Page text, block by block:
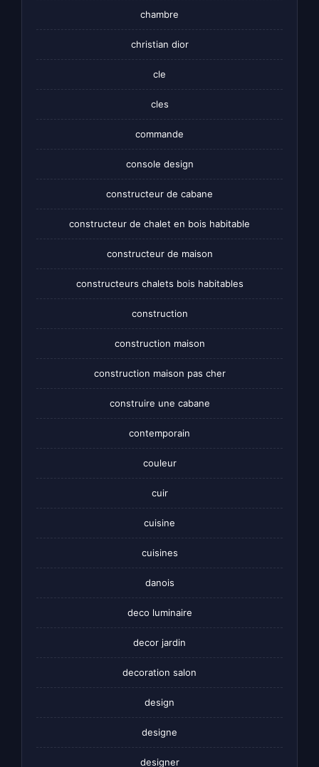
chambre
christian dior
cle
cles
commande
console design
constructeur de cabane
constructeur de chalet en bois habitable
constructeur de maison
constructeurs chalets bois habitables
construction
construction maison
construction maison pas cher
construire une cabane
contemporain
couleur
cuir
cuisine
cuisines
danois
deco luminaire
decor jardin
decoration salon
design
designe
designer